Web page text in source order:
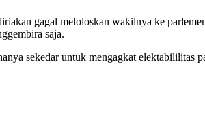
gagal meloloskan wakilnya ke
saja.
sekedar untuk mengagkat elektabililitas